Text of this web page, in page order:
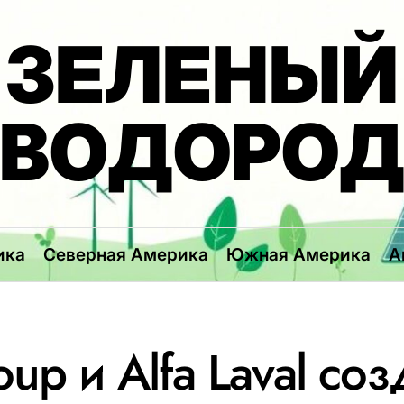
ЗЕЛЕНЫЙ
ВОДОРОД
Северная Америка Южная Америка
и Alfa Laval